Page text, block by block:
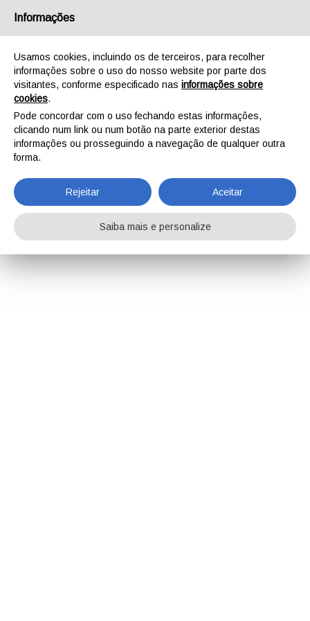
Informações
Usamos cookies, incluindo os de terceiros, para recolher
informações sobre o uso do nosso website por parte dos
visitantes, conforme especificado nas informações sobre
cookies.
Pode concordar com o uso fechando estas informações,
clicando num link ou num botão na parte exterior destas
informações ou prosseguindo a navegação de qualquer outra
forma.
Rejeitar Aceitar
Saiba mais e personalize